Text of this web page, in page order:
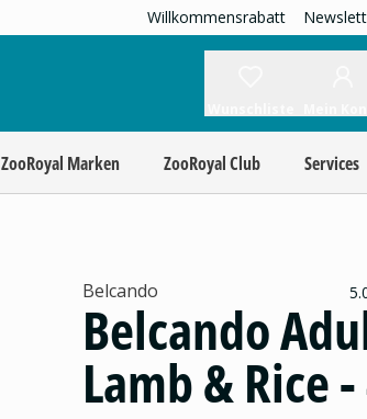
Willkommensrabatt
ZooRoyal Marken ZooRoyal Club Services
Belcando
Belcando
Lamb & Rice